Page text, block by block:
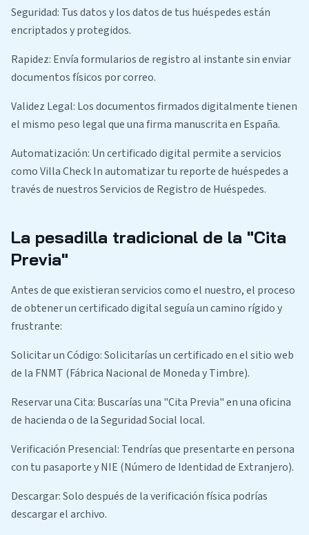
Seguridad: Tus datos y los datos de tus huéspedes están
encriptados y protegidos.
Rapidez: Envía formularios de registro al instante sin enviar
documentos físicos por correo.
Validez Legal: Los documentos firmados digitalmente tienen
el mismo peso legal que una firma manuscrita en España.
Automatización: Un certificado digital permite a servicios
como Villa Check In automatizar tu reporte de huéspedes a
través de nuestros Servicios de Registro de Huéspedes.
La pesadilla tradicional de la "Cita
Previa"
Antes de que existieran servicios como el nuestro, el proceso
de obtener un certificado digital seguía un camino rígido y
frustrante:
Solicitar un Código: Solicitarías un certificado en el sitio web
de la FNMT (Fábrica Nacional de Moneda y Timbre).
Reservar una Cita: Buscarías una "Cita Previa" en una oficina
de hacienda o de la Seguridad Social local.
Verificación Presencial: Tendrías que presentarte en persona
con tu pasaporte y NIE (Número de Identidad de Extranjero).
Descargar: Solo después de la verificación física podrías
descargar el archivo.